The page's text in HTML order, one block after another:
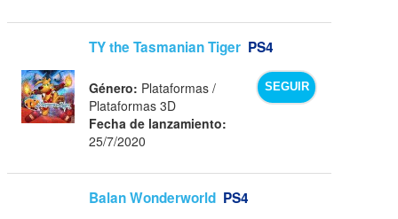
TY the Tasmanian Tiger PS4
SEGUIR
Género: Plataformas /
Plataformas 3D
Fecha de lanzamiento:
25/7/2020
Balan Wonderworld PS4